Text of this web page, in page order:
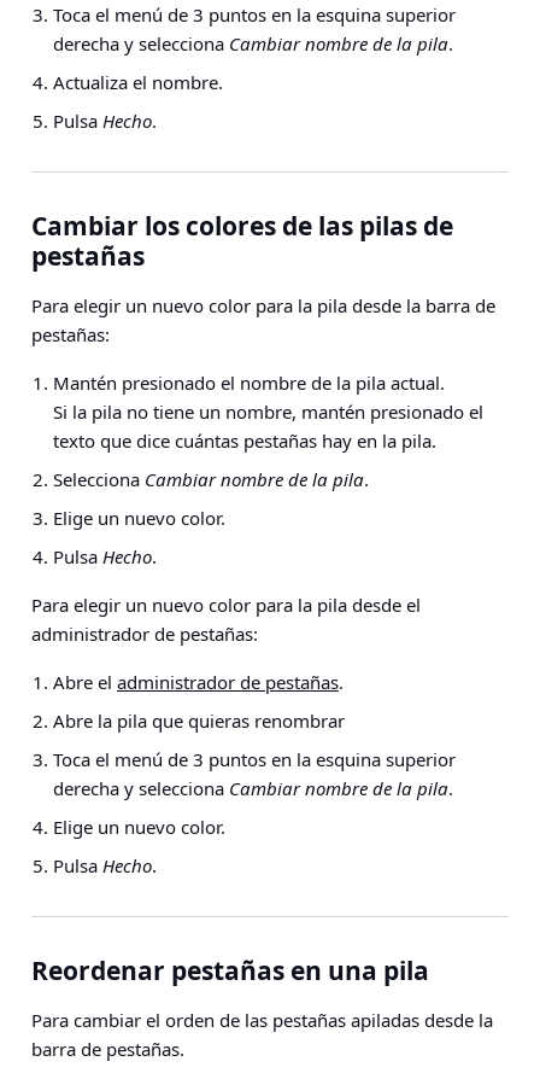
Toca el menú de 3 puntos en la esquina superior
derecha y selecciona Cambiar nombre de la pila.
Actualiza el nombre.
Pulsa Hecho.
Cambiar los colores de las pilas de
pestañas
Para elegir un nuevo color para la pila desde la barra de
pestañas:
Mantén presionado el nombre de la pila actual.
Si la pila no tiene un nombre, mantén presionado el
texto que dice cuántas pestañas hay en la pila.
Selecciona Cambiar nombre de la pila.
Elige un nuevo color.
Pulsa Hecho.
Para elegir un nuevo color para la pila desde el
administrador de pestañas:
Abre el administrador de pestañas.
Abre la pila que quieras renombrar
Toca el menú de 3 puntos en la esquina superior
derecha y selecciona Cambiar nombre de la pila.
Elige un nuevo color.
Pulsa Hecho.
Reordenar pestañas en una pila
Para cambiar el orden de las pestañas apiladas desde la
barra de pestañas.